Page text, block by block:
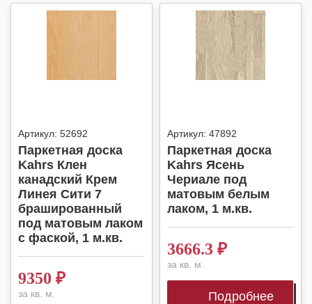
Артикул: 52692
Паркетная доска
Kahrs Клен
канадский Крем
Линея Сити 7
брашированный
под матовым лаком
с фаской, 1 м.кв.
9350 ₽
за кв. м.
Артикул: 47892
Паркетная доска
Kahrs Ясень
Чериале под
матовым белым
лаком, 1 м.кв.
3666.3 ₽
за кв. м.
Подробнее